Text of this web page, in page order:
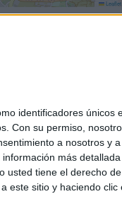
identificadores únicos
Con su permiso,
a nosotros y
más
tiene el derecho
este sitio y haciendo
Leaflet
+34 91 593 2767